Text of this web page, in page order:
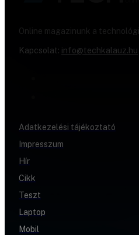
Online magazinunk a
Kapcsolat: info@techkalauz.hu
Adatkezelési tájékoztató
Impresszum
Hír
Cikk
Teszt
Laptop
Mobil